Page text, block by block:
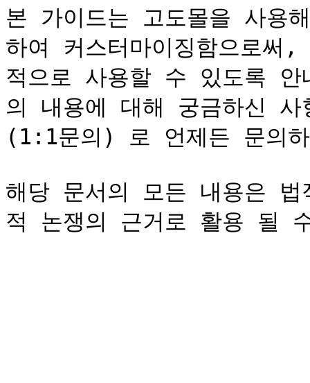
본 가이드는 고도몰을 사용
하여 커스터마이징함으로
적으로 사용할 수 있도록
의 내용에 대해 궁금하신 사
(1:1문의) 로 언제든 문의
해당 문서의 모든 내용은